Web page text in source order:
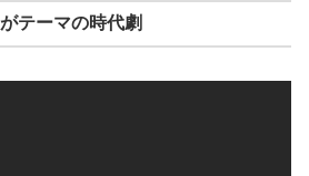
テーマの時代劇